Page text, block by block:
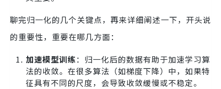
聊完归一化的几个关键点，再来详细阐述一下，开头说
的重要性，重要在哪几方面：
加速模型训练：归一化后的数据有助于加速学习算
法的收敛。在很多算法（如梯度下降）中，如果特
征具有不同的尺度，会导致收敛缓慢或不稳定。